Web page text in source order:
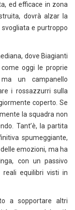
ed efficace in zona
dovrà alzar la
e purtroppo
dove Biagianti
oggi le proprie
un campanello
i rossazzurri sulla
coperto. Se
la squadra non
Tant’è, la partita
spumeggiante,
emozioni, ma ha
con un passivo
equilibri visti in
a sopportare altri